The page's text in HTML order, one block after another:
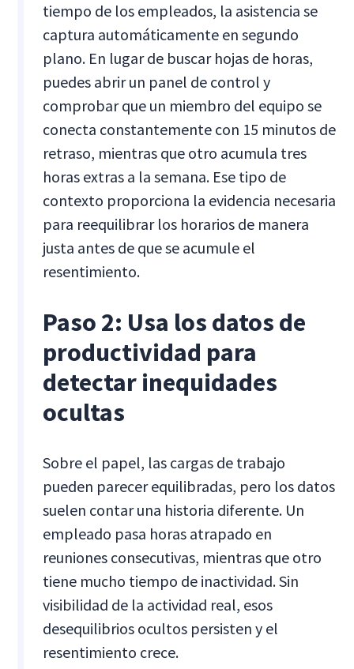
tiempo de los empleados, la asistencia se
captura automáticamente en segundo
plano. En lugar de buscar hojas de horas,
puedes abrir un panel de control y
comprobar que un miembro del equipo se
conecta constantemente con 15 minutos de
retraso, mientras que otro acumula tres
horas extras a la semana. Ese tipo de
contexto proporciona la evidencia necesaria
para reequilibrar los horarios de manera
justa antes de que se acumule el
resentimiento.
Paso 2: Usa los datos de
productividad para
detectar inequidades
ocultas
Sobre el papel, las cargas de trabajo
pueden parecer equilibradas, pero los datos
suelen contar una historia diferente. Un
empleado pasa horas atrapado en
reuniones consecutivas, mientras que otro
tiene mucho tiempo de inactividad. Sin
visibilidad de la actividad real, esos
desequilibrios ocultos persisten y el
resentimiento crece.